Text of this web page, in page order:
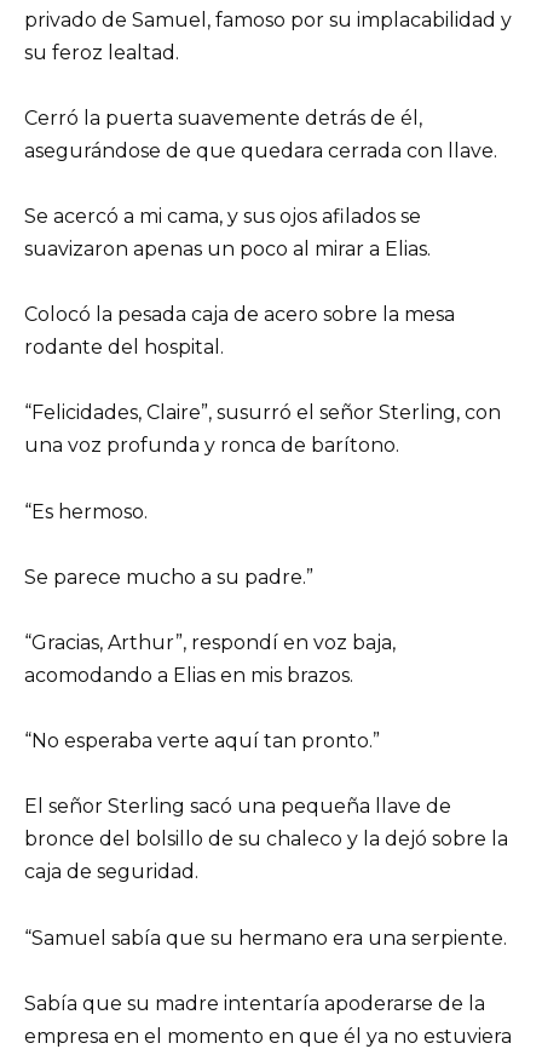
privado de Samuel, famoso por su implacabilidad y
su feroz lealtad.
Cerró la puerta suavemente detrás de él,
asegurándose de que quedara cerrada con llave.
Se acercó a mi cama, y sus ojos afilados se
suavizaron apenas un poco al mirar a Elias.
Colocó la pesada caja de acero sobre la mesa
rodante del hospital.
“Felicidades, Claire”, susurró el señor Sterling, con
una voz profunda y ronca de barítono.
“Es hermoso.
Se parece mucho a su padre.”
“Gracias, Arthur”, respondí en voz baja,
acomodando a Elias en mis brazos.
“No esperaba verte aquí tan pronto.”
El señor Sterling sacó una pequeña llave de
bronce del bolsillo de su chaleco y la dejó sobre la
caja de seguridad.
“Samuel sabía que su hermano era una serpiente.
Sabía que su madre intentaría apoderarse de la
empresa en el momento en que él ya no estuviera